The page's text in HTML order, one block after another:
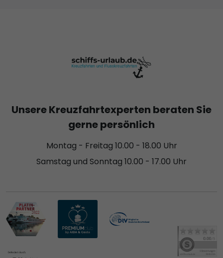
Unsere Kreuzfahrtexperten beraten Sie
gerne persönlich
Montag - Freitag 10.00 - 18.00 Uhr
Samstag und Sonntag 10.00 - 17.00 Uhr